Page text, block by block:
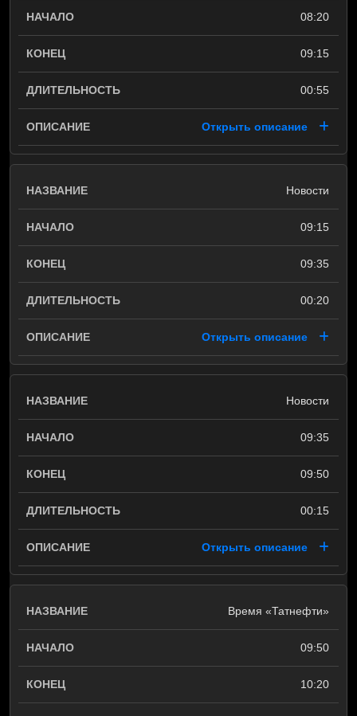
08:20
09:15
00:55
Открыть описание
Новости
09:15
09:35
00:20
Открыть описание
Новости
09:35
09:50
00:15
Открыть описание
Время «Татнефти»
09:50
10:20